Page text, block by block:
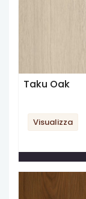
Taku Oak
Visualizza